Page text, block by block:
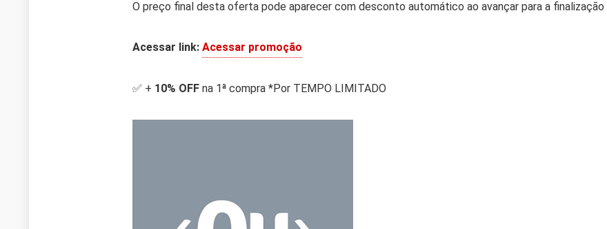
O preço final desta oferta pode aparecer com desconto automático ao avançar para a finalização
Acessar link: Acessar promoção
✅ + 10% OFF na 1ª compra *Por TEMPO LIMITADO